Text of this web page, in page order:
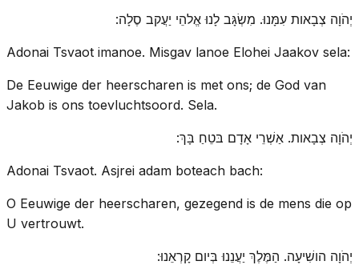
יְהֹוָה צְבָאות עִמָּנוּ. מִשְׂגָּב לָנוּ אֱלהֵי יַעֲקב סֶלָה:
Adonai Tsvaot imanoe. Misgav lanoe Elohei Jaakov sela:
De Eeuwige der heerscharen is met ons; de God van
Jakob is ons toevluchtsoord. Sela.
יְהֹוָה צְבָאות. אַשְׁרֵי אָדָם בּטֵחַ בָּךְ:
Adonai Tsvaot. Asjrei adam boteach bach:
O Eeuwige der heerscharen, gezegend is de mens die op
U vertrouwt.
יְהֹוָה הושִׁיעָה. הַמֶּלֶךְ יַעֲנֵנוּ בְּיום קָרְאֵנוּ: